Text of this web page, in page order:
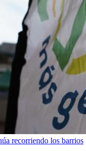
recorriendo los barrios